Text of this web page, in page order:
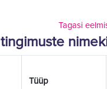
Tagasi
Tüüp